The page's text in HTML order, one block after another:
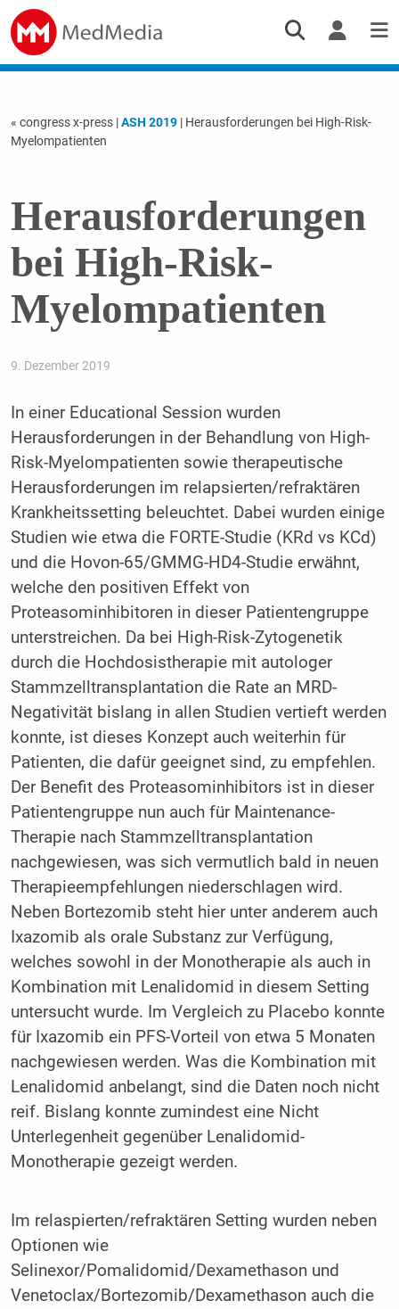
« congress x-press |ASH 2019| Herausforderungen bei High-Risk-
Myelompatienten
Herausforderungen
bei High-Risk-
Myelompatienten
9. Dezember 2019
In einer Educational Session wurden
Herausforderungen in der Behandlung von High-
Risk-Myelompatienten sowie therapeutische
Herausforderungen im relapsierten/refraktären
Krankheitssetting beleuchtet. Dabei wurden einige
Studien wie etwa die FORTE-Studie (KRd vs KCd)
und die Hovon-65/GMMG-HD4-Studie erwähnt,
welche den positiven Effekt von
Proteasominhibitoren in dieser Patientengruppe
unterstreichen. Da bei High-Risk-Zytogenetik
durch die Hochdosistherapie mit autologer
Stammzelltransplantation die Rate an MRD-
Negativität bislang in allen Studien vertieft werden
konnte, ist dieses Konzept auch weiterhin für
Patienten, die dafür geeignet sind, zu empfehlen.
Der Benefit des Proteasominhibitors ist in dieser
Patientengruppe nun auch für Maintenance-
Therapie nach Stammzelltransplantation
nachgewiesen, was sich vermutlich bald in neuen
Therapieempfehlungen niederschlagen wird.
Neben Bortezomib steht hier unter anderem auch
Ixazomib als orale Substanz zur Verfügung,
welches sowohl in der Monotherapie als auch in
Kombination mit Lenalidomid in diesem Setting
untersucht wurde. Im Vergleich zu Placebo konnte
für Ixazomib ein PFS-Vorteil von etwa 5 Monaten
nachgewiesen werden. Was die Kombination mit
Lenalidomid anbelangt, sind die Daten noch nicht
reif. Bislang konnte zumindest eine Nicht
Unterlegenheit gegenüber Lenalidomid-
Monotherapie gezeigt werden.
Im relaspierten/refraktären Setting wurden neben
Optionen wie
Selinexor/Pomalidomid/Dexamethason und
Venetoclax/Bortezomib/Dexamethason auch die